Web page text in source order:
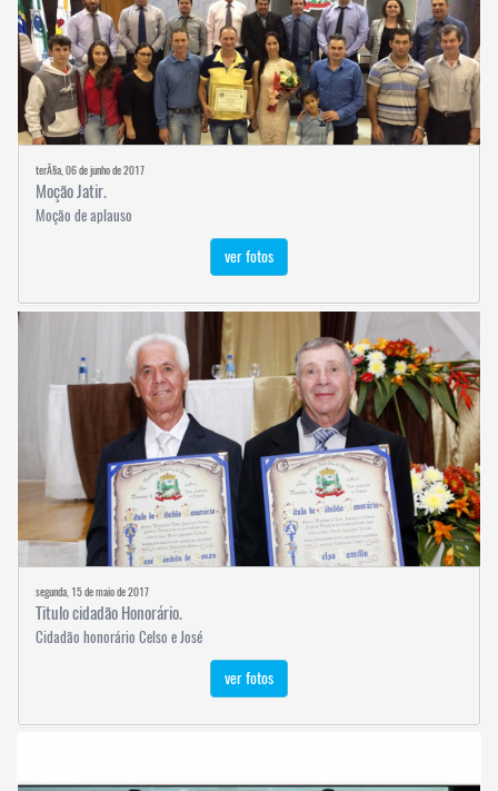
terÃ§a, 06 de junho de 2017
Moção Jatir.
Moção de aplauso
ver fotos
segunda, 15 de maio de 2017
Titulo cidadão Honorário.
Cidadão honorário Celso e José
ver fotos